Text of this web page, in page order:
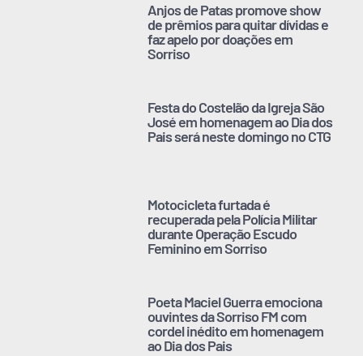
Anjos de Patas promove show
de prêmios para quitar dívidas e
faz apelo por doações em
Sorriso
Festa do Costelão da Igreja São
José em homenagem ao Dia dos
Pais será neste domingo no CTG
Motocicleta furtada é
recuperada pela Polícia Militar
durante Operação Escudo
Feminino em Sorriso
Poeta Maciel Guerra emociona
ouvintes da Sorriso FM com
cordel inédito em homenagem
ao Dia dos Pais